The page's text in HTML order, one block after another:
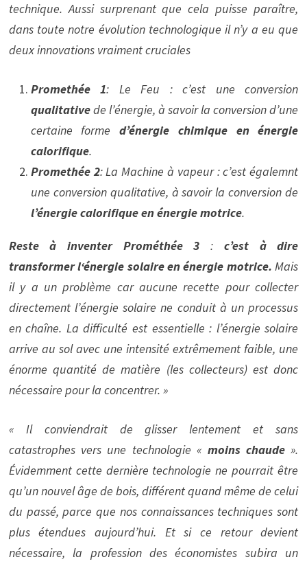
technique. Aussi surprenant que cela puisse paraître,
dans toute notre évolution technologique il n’y a eu que
deux innovations vraiment cruciales
Promethée 1: Le Feu : c’est une conversion
qualitativede l’énergie, à savoir la conversion d’une
certaine formed’énergie chimique en énergie
calorifique.
Promethée 2: La Machine à vapeur : c’est égalemnt
une conversion qualitative, à savoir la conversion de
l’énergie calorifique en énergie motrice.
Reste à inventer Prométhée 3 : c’est à dire
transformer l‘énergie solaire en énergie motrice. Mais
il y a un problème car aucune recette pour collecter
directement l’énergie solaire ne conduit à un processus
en chaîne. La difficulté est essentielle : l’énergie solaire
arrive au sol avec une intensité extrêmement faible, une
énorme quantité de matière (les collecteurs) est donc
nécessaire pour la concentrer. »
« Il conviendrait de glisser lentement et sans
catastrophes vers une technologie « moins chaude».
Évidemment cette dernière technologie ne pourrait être
qu’un nouvel âge de bois, différent quand même de celui
du passé, parce que nos connaissances techniques sont
plus étendues aujourd’hui. Et si ce retour devient
nécessaire, la profession des économistes subira un